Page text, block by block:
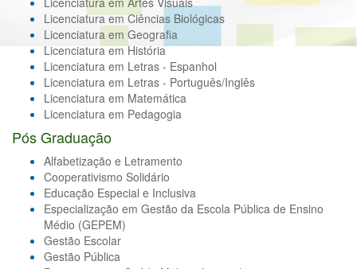
Licenciatura em Ciências Biológicas
Licenciatura em Geografia
Licenciatura em História
Licenciatura em Letras - Espanhol
Licenciatura em Letras - Português/Inglês
Licenciatura em Matemática
Licenciatura em Pedagogia
Pós Graduação
Alfabetização e Letramento
Cooperativismo Solidário
Educação Especial e Inclusiva
Especialização em Gestão da Escola Pública de Ensino
Médio (GEPEM)
Gestão Escolar
Gestão Pública